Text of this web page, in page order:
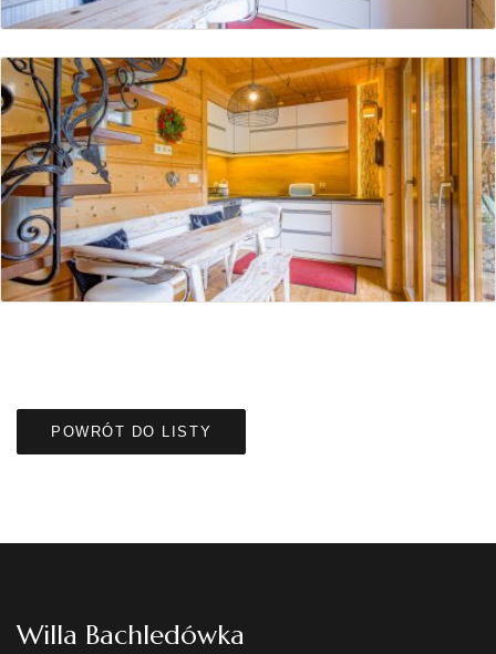
POWRÓT DO LISTY
Willa Bachledówka